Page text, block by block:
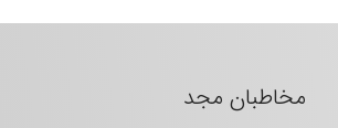
مخاطبان مجد